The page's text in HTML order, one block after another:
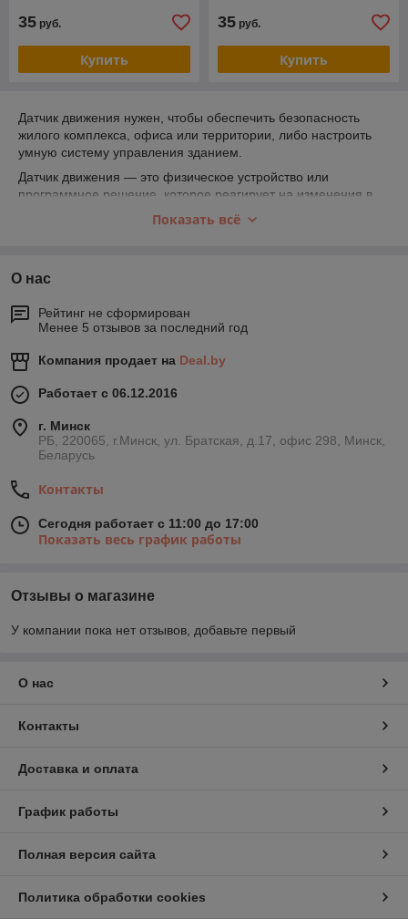
35 руб.
Купить
35 руб.
Купить
Датчик движения нужен, чтобы обеспечить безопасность
жилого комплекса, офиса или территории, либо настроить
умную систему управления зданием.
Датчик движения — это физическое устройство или
программное решение, которое реагирует на изменения в
зоне присутствия и позволяет следить за передвижением
людей или других объектов. Например, датчик движения,
видеокамере
Традиционно устройства используют в охранных системах.
например, ночью. Если детектор регистрирует движение в
зоне наблюдения, включается сигнализация.
Современные технологии значительно расширили область
применения датчиков движения. Например, датчики
используются в технологиях smart building — умного здания.
Теперь они не только умеют управлять освещением и
и вентиляцию.
Показать всё
О нас
Рейтинг не сформирован
Менее 5 отзывов за последний год
Компания продает на Deal.by
Работает с 06.12.2016
г. Минск
РБ, 220065, г.Минск, ул. Братская, д.17, офис 298, Минск,
Беларусь
Контакты
Сегодня работает с 11:00 до 17:00
Показать весь график работы
Отзывы о магазине
У компании пока нет отзывов, добавьте первый
О нас
Контакты
Доставка и оплата
График работы
Полная версия сайта
Политика обработки cookies